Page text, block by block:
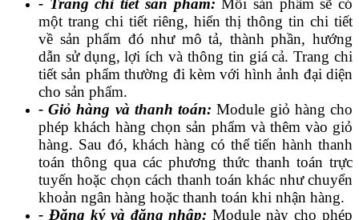
- Trang chi tiết sản phẩm: Mỗi sản phẩm sẽ có
một trang chi tiết riêng, hiển thị thông tin chi tiết
về sản phẩm đó như mô tả, thành phần, hướng
dẫn sử dụng, lợi ích và thông tin giá cả. Trang chi
tiết sản phẩm thường đi kèm với hình ảnh đại diện
cho sản phẩm.
- Giỏ hàng và thanh toán: Module giỏ hàng cho
phép khách hàng chọn sản phẩm và thêm vào giỏ
hàng. Sau đó, khách hàng có thể tiến hành thanh
toán thông qua các phương thức thanh toán trực
tuyến hoặc chọn cách thanh toán khác như chuyển
khoản ngân hàng hoặc thanh toán khi nhận hàng.
- Đăng ký và đăng nhập: Module này cho phép